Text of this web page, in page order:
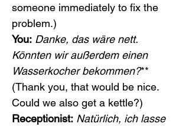
someone immediately to fix the
problem.)
You: Danke, das wäre nett.
Könnten wir außerdem einen
Wasserkocher bekommen?**
(Thank you, that would be nice.
Could we also get a kettle?)
Receptionist: Natürlich, ich lasse